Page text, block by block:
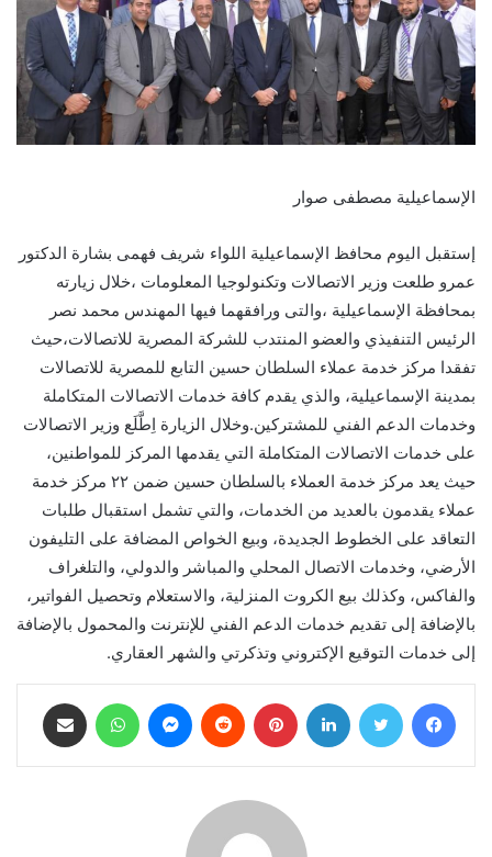
الإسماعيلية مصطفى صوار
إستقبل اليوم محافظ الإسماعيلية اللواء شريف فهمى بشارة الدكتور
عمرو طلعت وزير الاتصالات وتكنولوجيا المعلومات ،خلال زيارته
بمحافظة الإسماعيلية ،والتى ورافقهما فيها المهندس محمد نصر
الرئيس التنفيذي والعضو المنتدب للشركة المصرية للاتصالات،حيث
تفقدا مركز خدمة عملاء السلطان حسين التابع للمصرية للاتصالات
بمدينة الإسماعيلية، والذي يقدم كافة خدمات الاتصالات المتكاملة
وخدمات الدعم الفني للمشتركين.وخلال الزيارة اِطَّلَع وزير الاتصالات
على خدمات الاتصالات المتكاملة التي يقدمها المركز للمواطنين،
حيث يعد مركز خدمة العملاء بالسلطان حسين ضمن ٢٢ مركز خدمة
عملاء يقدمون بالعديد من الخدمات، والتي تشمل استقبال طلبات
التعاقد على الخطوط الجديدة، وبيع الخواص المضافة على التليفون
الأرضي، وخدمات الاتصال المحلي والمباشر والدولي، والتلغراف
والفاكس، وكذلك بيع الكروت المنزلية، والاستعلام وتحصيل الفواتير،
بالإضافة إلى تقديم خدمات الدعم الفني للإنترنت والمحمول بالإضافة
إلى خدمات التوقيع الإكتروني وتذكرتي والشهر العقاري.
فيسبوك تويتر لينكدإن بينتيريست ماسنجر واتساب